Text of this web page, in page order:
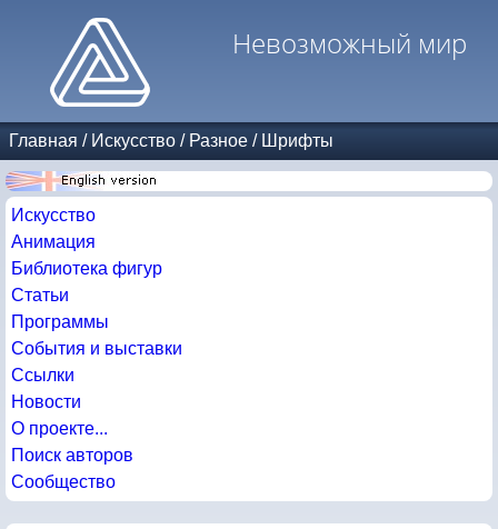
Невозможный мир
Главная / Искусство / Разное / Шрифты
Искусство
Анимация
Библиотека фигур
Статьи
Программы
События и выставки
Ссылки
Новости
О проекте...
Поиск авторов
Сообщество